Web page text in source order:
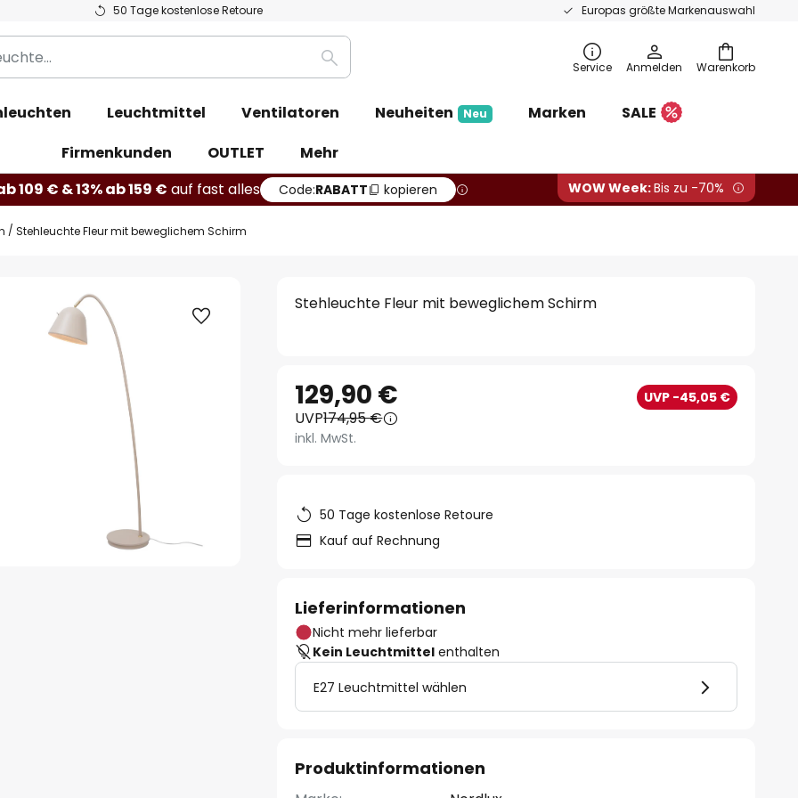
50 Tage kostenlose Retoure Europas größte Markenauswahl
Warenkorb
Suche Service Anmelden
Leuchtmittel Ventilatoren Neuheiten Neu Marken
SALE
Firmenkunden
OUTLET
Mehr
109 € & 13% ab 159 € auf fast alles Code:RABATT kopieren WOW Week:Bis zu -70%
Stehleuchte Fleur mit beweglichem Schirm
Stehleuchte Fleur mit beweglichem Schirm
129,90 € UVP -45,05 €
UVP174,95 €
inkl. MwSt.
50 Tage kostenlose Retoure
Kauf auf Rechnung
Lieferinformationen
Nicht mehr lieferbar
Kein Leuchtmittel enthalten
E27 Leuchtmittel wählen
Produktinformationen